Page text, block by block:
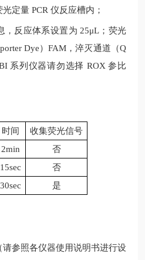
光定量 PCR 仪反应槽内；
，反应体系设置为 25μL ；荧光
Dye） FAM，淬灭通道（Q
系列仪器请勿选择 ROX参比
时间
收集荧光信号
2min
否
15sec
否
30sec 是
请参照各仪器使用说明书进行设